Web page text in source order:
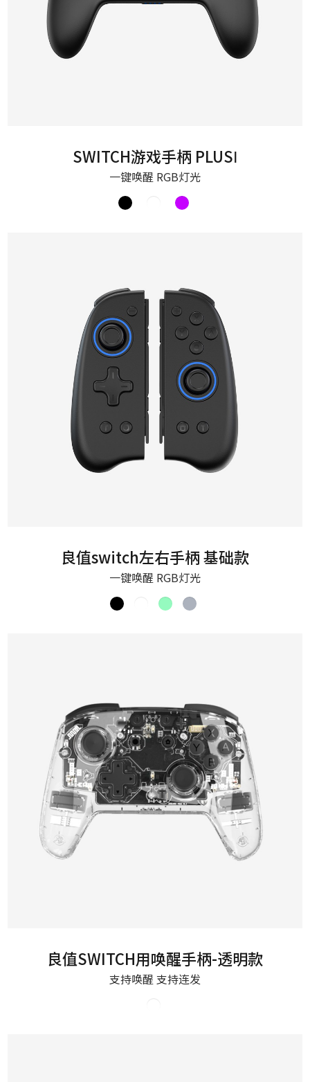
SWITCH游戏手柄 PLUSⅠ
一键唤醒 RGB灯光
良值switch左右手柄 基础款
一键唤醒 RGB灯光
良值SWITCH用唤醒手柄-透明款
支持唤醒 支持连发